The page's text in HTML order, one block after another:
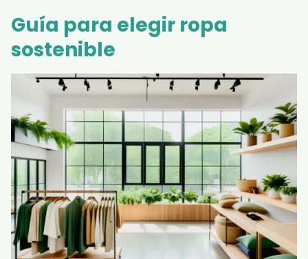
Guía para elegir ropa
sostenible